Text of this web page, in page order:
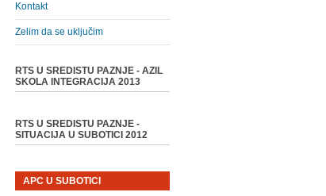
Kontakt
Zelim da se uključim
RTS U SREDISTU PAZNJE - AZIL
SKOLA INTEGRACIJA 2013
RTS U SREDISTU PAZNJE -
SITUACIJA U SUBOTICI 2012
APC U SUBOTICI